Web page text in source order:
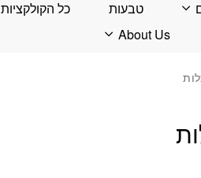
טבעות כל הקולקציות
About Us